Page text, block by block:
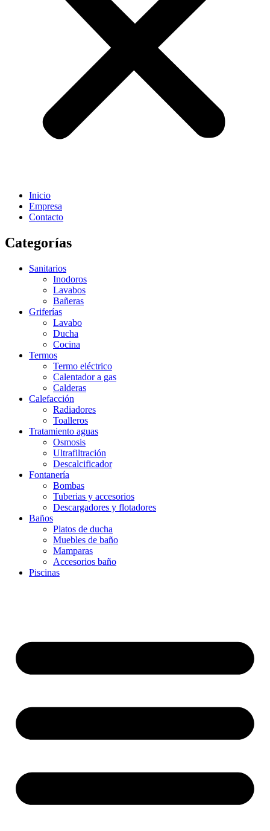
Inicio
Empresa
Contacto
Categorías
Sanitarios
Inodoros
Lavabos
Bañeras
Griferías
Lavabo
Ducha
Cocina
Termos
Termo eléctrico
Calentador a gas
Calderas
Calefacción
Radiadores
Toalleros
Tratamiento aguas
Osmosis
Ultrafiltración
Descalcificador
Fontanería
Bombas
Tuberias y accesorios
Descargadores y flotadores
Baños
Platos de ducha
Muebles de baño
Mamparas
Accesorios baño
Piscinas